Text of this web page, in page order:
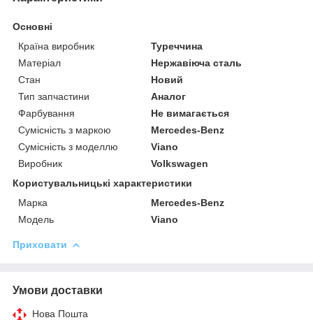
Основні
Країна виробник
Туреччина
Матеріал
Нержавіюча сталь
Стан
Новий
Тип запчастини
Аналог
Фарбування
Не вимагається
Сумісність з маркою
Mercedes-Benz
Сумісність з моделлю
Viano
Виробник
Volkswagen
Користувальницькі характеристики
Марка
Mercedes-Benz
Модель
Viano
Приховати
Умови доставки
Нова Пошта